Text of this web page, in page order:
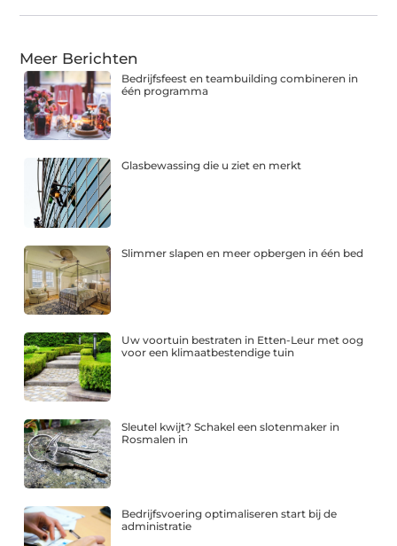
Meer Berichten
Bedrijfsfeest en teambuilding combineren in
één programma
Glasbewassing die u ziet en merkt
Slimmer slapen en meer opbergen in één bed
Uw voortuin bestraten in Etten-Leur met oog
voor een klimaatbestendige tuin
Sleutel kwijt? Schakel een slotenmaker in
Rosmalen in
Bedrijfsvoering optimaliseren start bij de
administratie